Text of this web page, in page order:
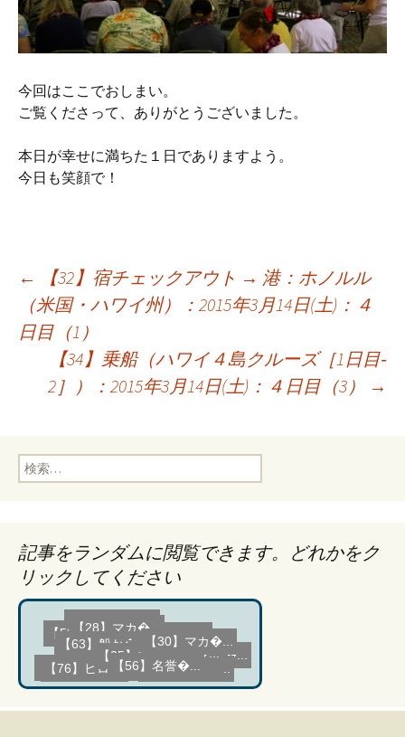
今回はここでおしまい。
ご覧くださって、ありがとうございました。
本日が幸せに満ちた１日でありますよう。
今日も笑顔で！
投
稿
ビ
ー
ョ
←
【32】宿チェックアウト → 港：ホノルル
（米国・ハワイ州）：2015年3月14日(土)：４
日目（1）
【34】乗船（ハワイ４島クルーズ［1日目‐
2］）：2015年3月14日(土)：４日目（3）
→
検
索:
記事をランダムに閲覧できます。どれかをク
リックしてください
【1】移動�...
【59】クイ�...
【50】フリ�...
【13】アラ�...
【66】アロ�...
【14】カピ�...
【77】船員�...
【15】ハワ�...
【82】朝食/...
【60】クイ�...
【26】マカ�...
【53】カフ�...
【28】マカ�...
【300】格言...
【62】タオ�...
【2】自宅�...
【73】ギャ�...
【39】船内�...
【63】船か�...
【76】ヒロ(...
【42】日本�...
【69】フリ�...
【25】マカ�...
【56】名誉�...
【30】マカ�...